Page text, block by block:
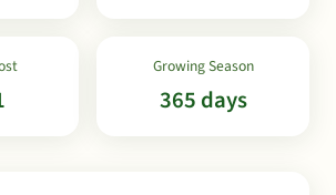
Growing Season
365 days